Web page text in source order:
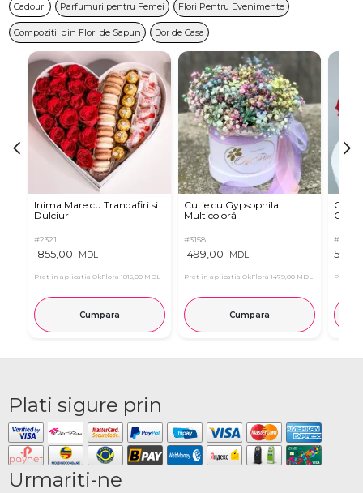
Cadouri Parfumuri pentru Femei Flori Pentru Evenimente
Compozitii din Flori de Sapun Dor de Casa
Inima Mare cu Trandafiri si
Dulciuri
#2321
1855,00 MDL
Pret in aplicatia OkFlora 1815,00 MDL
Cumpara
Cutie cu Gypsophila
Multicoloră
#3158
1499,00 MDL
Pret in aplicatia OkFlora 1479,00 MDL
Cumpara
Cutie
#2515
Pret in
Plati sigure prin
Urmariti-ne